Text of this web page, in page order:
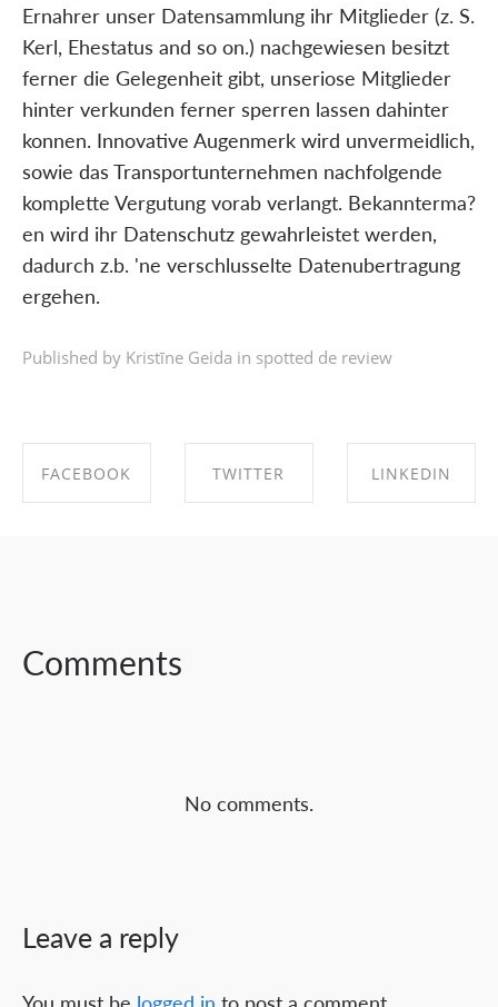
Ernahrer unser Datensammlung ihr Mitglieder (z. S.
Kerl, Ehestatus and so on.) nachgewiesen besitzt
ferner die Gelegenheit gibt, unseriose Mitglieder
hinter verkunden ferner sperren lassen dahinter
konnen. Innovative Augenmerk wird unvermeidlich,
sowie das Transportunternehmen nachfolgende
komplette Vergutung vorab verlangt. Bekannterma?
en wird ihr Datenschutz gewahrleistet werden,
dadurch z.b. 'ne verschlusselte Datenubertragung
ergehen.
Published by Kristīne Geida in spotted de review
FACEBOOK TWITTER LINKEDIN
Comments
No comments.
Leave a reply